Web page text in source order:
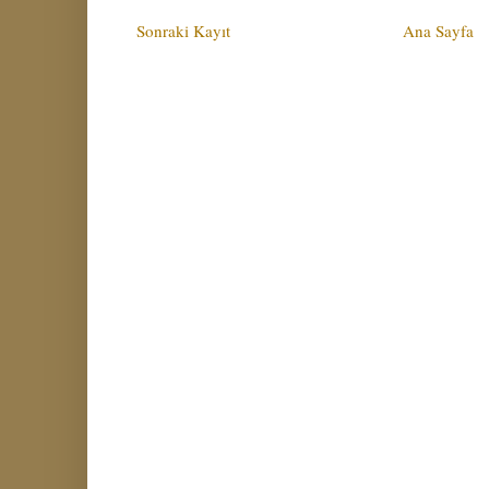
Sonraki Kayıt Ana Sayfa